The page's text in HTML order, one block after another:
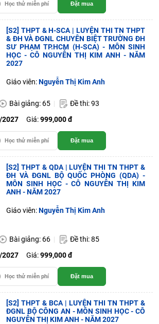
Học thử miễn phí Đặt mua
[S2] THPT & H-SCA | LUYỆN THI TN THPT
& ĐH VÀ ĐGNL CHUYÊN BIỆT TRƯỜNG ĐH
SƯ PHẠM TP.HCM (H-SCA) - MÔN SINH
HỌC - CÔ NGUYỄN THỊ KIM ANH - NĂM
2027
Giáo viên:Nguyễn Thị Kim Anh
Bài giảng: 65
Đề thi: 93
2027 Giá:999,000 đ
Học thử miễn phí Đặt mua
[S2] THPT & QDA | LUYỆN THI TN THPT &
ĐH VÀ ĐGNL BỘ QUỐC PHÒNG (QDA) -
MÔN SINH HỌC - CÔ NGUYỄN THỊ KIM
ANH - NĂM 2027
Giáo viên:Nguyễn Thị Kim Anh
Bài giảng: 66
Đề thi: 85
2027 Giá:999,000 đ
Học thử miễn phí Đặt mua
[S2] THPT & BCA | LUYỆN THI TN THPT &
ĐGNL BỘ CÔNG AN - MÔN SINH HỌC - CÔ
NGUYỄN THỊ KIM ANH - NĂM 2027